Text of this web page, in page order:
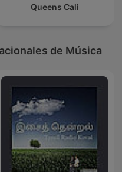
Queens Cali
de Música